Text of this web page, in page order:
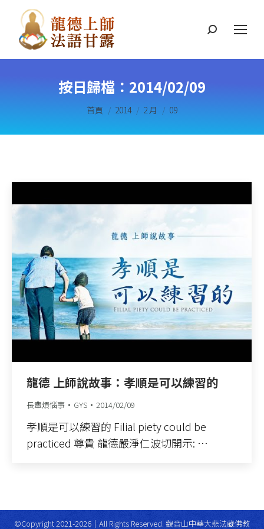
搜
按日歸檔： 2014/02/09
您在這裡：
首頁 2014 2 月 09
龍德 上師說故事：孝順是可以練習的
長輩煩惱事 GYS 2014/02/09
孝順是可以練習的 Filial piety could be
practiced 尊貴 龍德嚴淨仁波切開示: …
©Copyright 2021-2026｜All Rights Reserved. 觀音山中華大悲法藏佛教